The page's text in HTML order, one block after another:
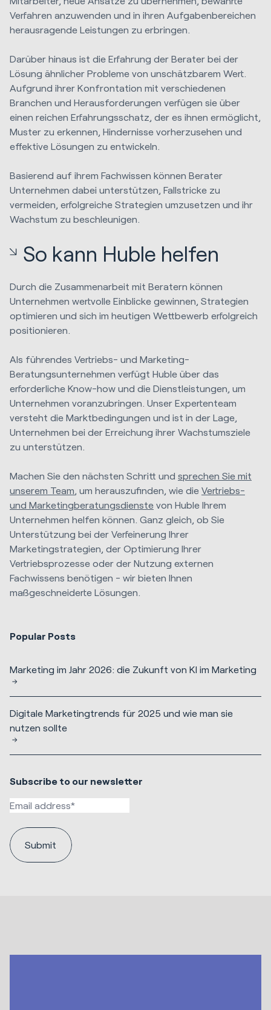
Verfahren anzuwenden und in ihren Aufgabenbereichen
herausragende Leistungen zu erbringen.
Darüber hinaus ist die Erfahrung der Berater bei der
Lösung ähnlicher Probleme von unschätzbarem Wert.
Aufgrund ihrer Konfrontation mit verschiedenen
Branchen und Herausforderungen verfügen sie über
einen reichen Erfahrungsschatz, der es ihnen ermöglicht,
Muster zu erkennen, Hindernisse vorherzusehen und
effektive Lösungen zu entwickeln.
Basierend auf ihrem Fachwissen können Berater
Unternehmen dabei unterstützen, Fallstricke zu
vermeiden, erfolgreiche Strategien umzusetzen und ihr
Wachstum zu beschleunigen.
So kann Huble helfen
Durch die Zusammenarbeit mit Beratern können
Unternehmen wertvolle Einblicke gewinnen, Strategien
optimieren und sich im heutigen Wettbewerb erfolgreich
positionieren.
Als führendes Vertriebs- und Marketing-
Beratungsunternehmen verfügt Huble über das
erforderliche Know-how und die Dienstleistungen, um
Unternehmen voranzubringen. Unser Expertenteam
versteht die Marktbedingungen und ist in der Lage,
Unternehmen bei der Erreichung ihrer Wachstumsziele
zu unterstützen.
Machen Sie den nächsten Schritt und sprechen Sie mit
unserem Team, um herauszufinden, wie die Vertriebs-
und Marketingberatungsdienste von Huble Ihrem
Unternehmen helfen können. Ganz gleich, ob Sie
Unterstützung bei der Verfeinerung Ihrer
Marketingstrategien, der Optimierung Ihrer
Vertriebsprozesse oder der Nutzung externen
Fachwissens benötigen - wir bieten Ihnen
maßgeschneiderte Lösungen.
Popular Posts
Marketing im Jahr 2026: die Zukunft von KI im Marketing
Digitale Marketingtrends für 2025 und wie man sie
nutzen sollte
Subscribe to our newsletter